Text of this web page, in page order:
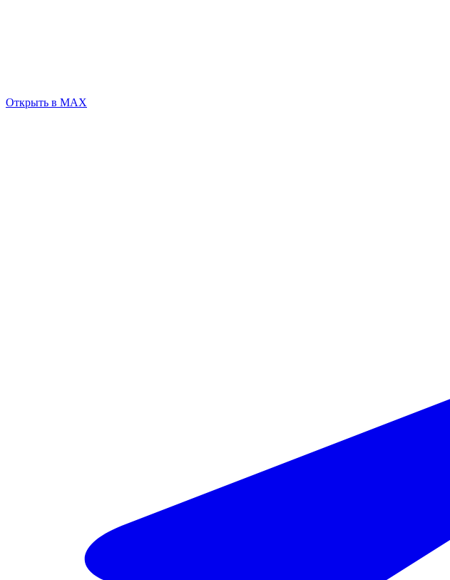
Открыть в MAX